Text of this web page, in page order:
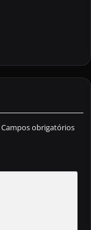
Campos obrigatórios